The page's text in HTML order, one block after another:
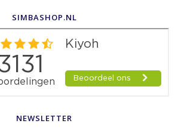
SIMBASHOP.NL
NEWSLETTER